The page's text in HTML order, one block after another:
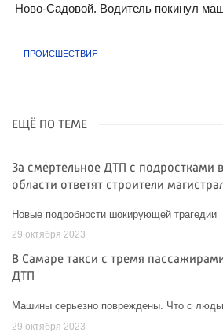
Ново-Садовой. Водитель покинул
ПРОИСШЕСТВИЯ
ЕЩЁ ПО ТЕМЕ
За смертельное ДТП с подростками
области ответят строители
Новые подробности шокирующей трагедии
29 октября 2023
В Самаре такси с тремя
ДТП
Машины серьезно повреждены. Что с
29 октября 2023